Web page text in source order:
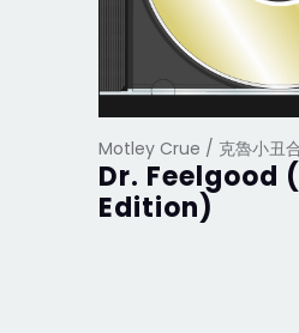
Motley Crue / 克魯小丑
Dr. Feelgood
Edition)